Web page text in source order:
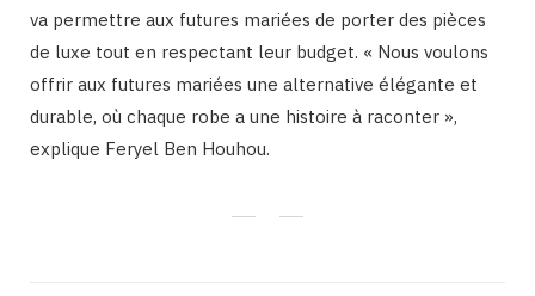
va permettre aux futures mariées de porter des pièces
de luxe tout en respectant leur budget. « Nous voulons
offrir aux futures mariées une alternative élégante et
durable, où chaque robe a une histoire à raconter »,
explique Feryel Ben Houhou.